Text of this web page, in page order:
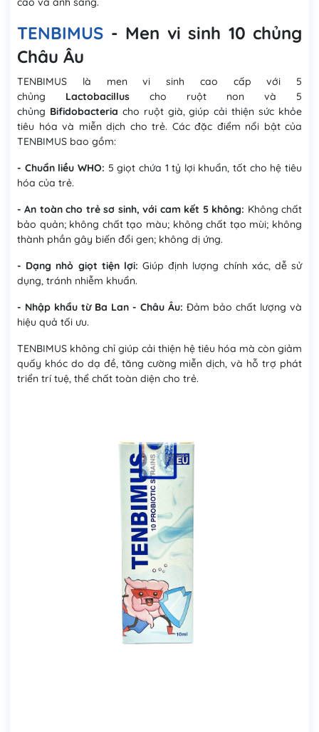
TENBIMUS - Men vi sinh 10 chủng
Châu Âu
TENBIMUS là men vi sinh cao cấp với 5
chủng Lactobacillus cho ruột non và 5
chủng Bifidobacteria cho ruột già, giúp cải thiện sức khỏe
tiêu hóa và miễn dịch cho trẻ. Các đặc điểm nổi bật của
TENBIMUS bao gồm:
- Chuẩn liều WHO: 5 giọt chứa 1 tỷ lợi khuẩn, tốt cho hệ tiêu
hóa của trẻ.
- An toàn cho trẻ sơ sinh, với cam kết 5 không: Không chất
bảo quản; không chất tạo màu; không chất tạo mùi; không
thành phần gây biến đổi gen; không dị ứng.
- Dạng nhỏ giọt tiện lợi: Giúp định lượng chính xác, dễ sử
dụng, tránh nhiễm khuẩn.
- Nhập khẩu từ Ba Lan - Châu Âu: Đảm bảo chất lượng và
hiệu quả tối ưu.
TENBIMUS không chỉ giúp cải thiện hệ tiêu hóa mà còn giảm
quấy khóc do dạ đề, tăng cường miễn dịch, và hỗ trợ phát
triển trí tuệ, thể chất toàn diện cho trẻ.